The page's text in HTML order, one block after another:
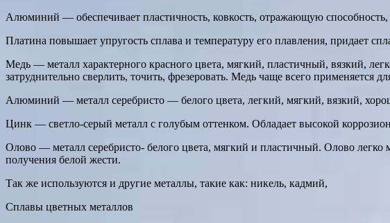
Алюминий — обеспечивает пластичность, ковкость, отражающую
Платина повышает упругость сплава и температуру его плавления, придает
Медь — металл характерного красного цвета, мягкий, пластичный, вязкий,
затруднительно сверлить, точить, фрезеровать. Медь чаще всего применяется
Алюминий — металл серебристо — белого цвета, легкий, мягкий, вязкий,
Цинк — светло-серый металл с голубым оттенком. Обладает высокой
Олово — металл серебристо- белого цвета, мягкий и пластичный. Олово
получения белой жести.
Так же используются и другие металлы, такие как: никель, кадмий,
Сплавы цветных металлов